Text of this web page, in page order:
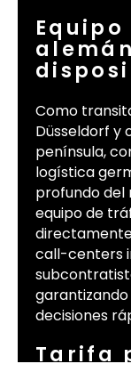
Como
Düsseldorf y
península,
logística
profundo del
equipo de
call-centers
decisiones
Tarifa